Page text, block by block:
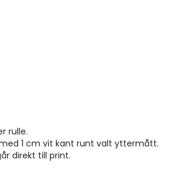
rulle.
1 cm vit kant runt valt yttermått.
direkt till print.